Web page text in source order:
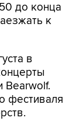
до конца
к
в
Bearwolf.
фестиваля